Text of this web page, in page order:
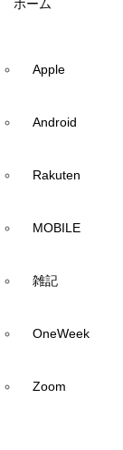
ホーム
Apple
Android
Rakuten
MOBILE
雑記
OneWeek
Zoom